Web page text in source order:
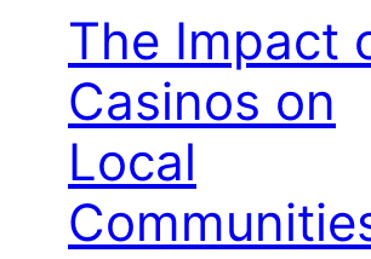
The Impact
Casinos on
Local